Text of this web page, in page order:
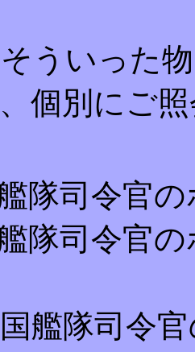
ういった
個別にご
隊司令官
隊司令官
艦隊司令